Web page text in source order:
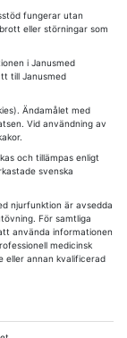
fungerar utan
eller störningar som
i Janusmed
till Janusmed
Ändamålet med
Vid användning av
och tillämpas enligt
svenska
njurfunktion är avsedda
För samtliga
använda informationen
medicinsk
eller annan kvalificerad